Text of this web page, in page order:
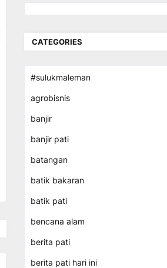
CATEGORIES
#sulukmaleman
agrobisnis
banjir
banjir pati
batangan
batik bakaran
batik pati
bencana alam
berita pati
berita pati hari ini